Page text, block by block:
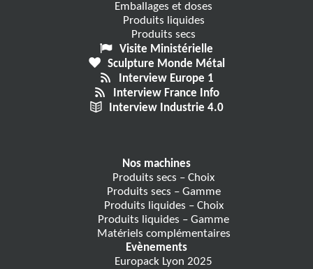
Emballages et doses
Produits liquides
Produits secs
Visite Ministérielle
Sculpture Monde Métal
Interview Europe 1
Interview France Info
Interview Industrie 4.0
Nos machines
Produits secs – Choix
Produits secs – Gamme
Produits liquides – Choix
Produits liquides – Gamme
Matériels complémentaires
Evènements
Europack Lyon 2025